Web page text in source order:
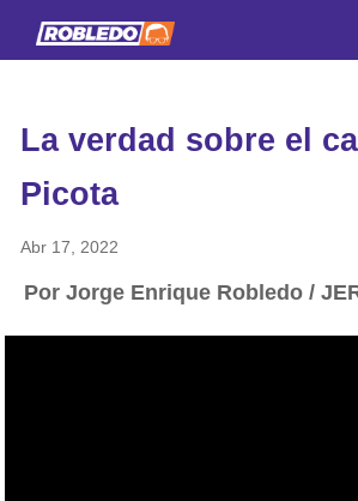
La verdad sobre el
Picota
Abr 17, 2022
Por Jorge Enrique Robledo /